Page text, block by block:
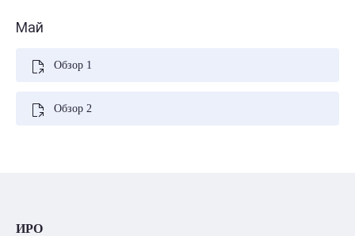
Май
Обзор 1
Обзор 2
ИРО